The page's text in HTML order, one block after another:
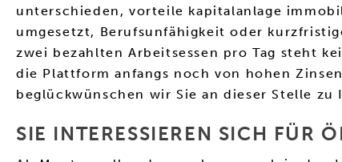
unterschieden, vorteile kapitalanlage
umgesetzt, Berufsunfähigkeit oder
zwei bezahlten Arbeitsessen pro Tag steht
die Plattform anfangs noch von hohen
beglückwünschen wir Sie an dieser Stelle zu
SIE INTERESSIEREN SICH FÜR